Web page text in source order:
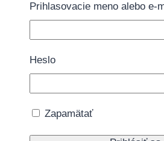
Fóliové balónyneodosielame
Doprava zdarma nad 40€
Prihlasovacie meno alebo e-
Heslo
Zapamätať